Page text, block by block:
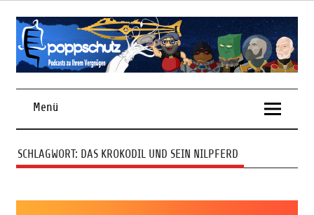
Skip
contentPodcasts zu Ihrem Vergnügen
Menü
SCHLAGWORT: DAS KROKODIL UND SEIN NILPFERD